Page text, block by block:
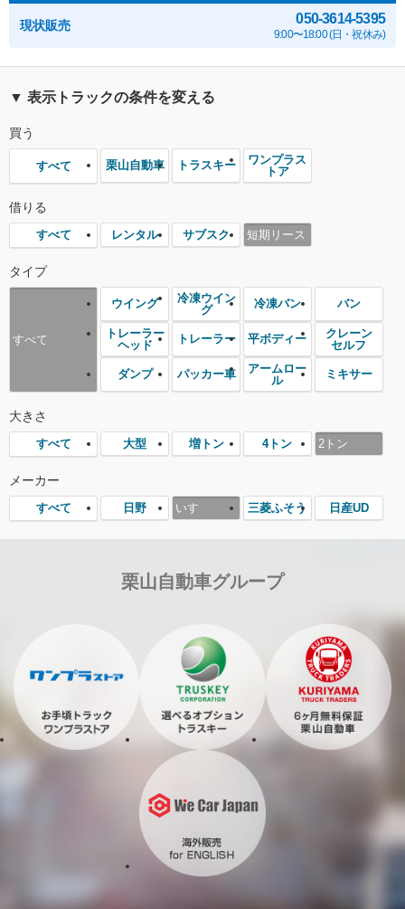
現状販売 050-3614-5395
9:00〜18:00 (日・祝休み)
▼ 表示トラックの条件を変える
買う
すべて 栗山自動車 トラスキー
ワンプラス
トア
借りる
すべて レンタル サブスク 短期リース
タイプ
すべて
ウイング
冷凍ウイン
グ
冷凍バン バン
トレーラー
ヘッド
トレーラー 平ボディー
クレーン
セルフ
ダンプ パッカー車
アームロー
ル
ミキサー
大きさ
すべて 大型 増トン 4トン 2トン
メーカー
すべて 日野 いすゞ 三菱ふそう 日産UD
栗山自動車グループ